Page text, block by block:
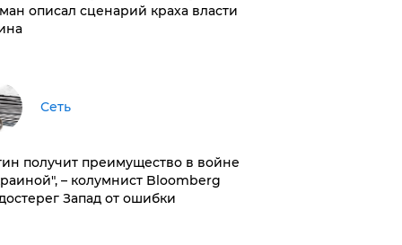
описал сценарий краха власти
Сеть
получит преимущество в войне
– колумнист Bloomberg
Запад от ошибки